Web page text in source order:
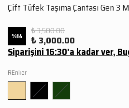
Çift Tüfek Taşıma Çantası Gen 3
%14 ₺ 3,500.00
₺ 3,000.00
Siparişini 16:30'a kadar ver,
REnker